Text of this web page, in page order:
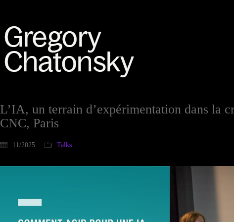
L’IA, un terrain d’expérimentation dans la
CNC, Paris
11/2025 Talks